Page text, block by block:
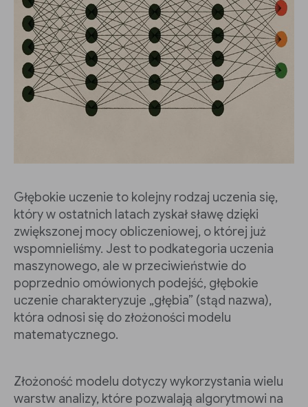
Głębokie uczenie to kolejny rodzaj uczenia się,
który w ostatnich latach zyskał sławę dzięki
zwiększonej mocy obliczeniowej, o której już
wspomnieliśmy. Jest to podkategoria uczenia
maszynowego, ale w przeciwieństwie do
poprzednio omówionych podejść, głębokie
uczenie charakteryzuje „głębia” (stąd nazwa),
która odnosi się do złożoności modelu
matematycznego.
Złożoność modelu dotyczy wykorzystania wielu
warstw analizy, które pozwalają algorytmowi na